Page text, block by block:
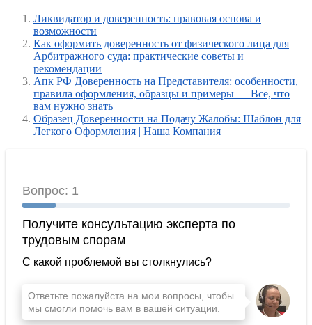
Ликвидатор и доверенность: правовая основа и
возможности
Как оформить доверенность от физического лица для
Арбитражного суда: практические советы и
рекомендации
Апк РФ Доверенность на Представителя: особенности,
правила оформления, образцы и примеры — Все, что
вам нужно знать
Образец Доверенности на Подачу Жалобы: Шаблон для
Легкого Оформления | Наша Компания